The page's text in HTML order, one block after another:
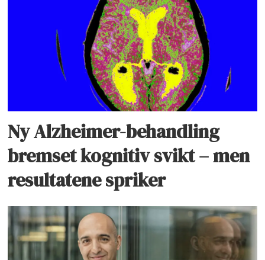
Ny Alzheimer-behandling
bremset kognitiv svikt – men
resultatene spriker